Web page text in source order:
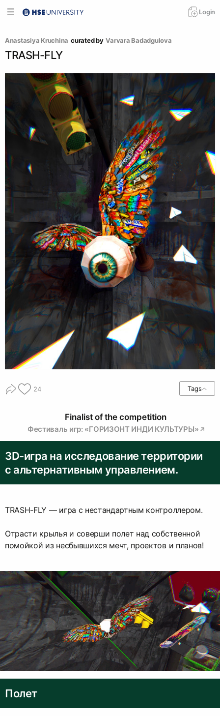
Login
Anastasiya Kruchina curated by Varvara Badadgulova
TRASH-FLY
24 Tags
Finalist of the competition
Фестиваль игр: «ГОРИЗОНТ ИНДИ КУЛЬТУРЫ»
3D-игра на исследование территории
с альтернативным управлением.
TRASH-FLY — игра с нестандартным контроллером.
Отрасти крылья и соверши полет над собственной
помойкой из несбывшихся мечт, проектов и планов!
Полет